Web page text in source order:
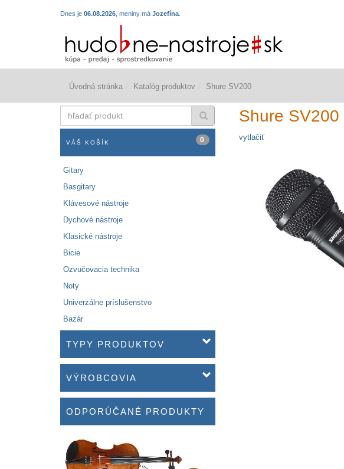
Dnes je 06.08.2026 , meniny má Jozefína
Úvodná stránka Katalóg produktov Shure SV200
produkt
VÁŠ KOŠÍK 0
Gitary
Basgitary
Klávesové nástroje
Dychové nástroje
Klasické nástroje
Bicie
Ozvučovacia technika
Noty
Univerzálne príslušenstvo
Bazár
TYPY PRODUKTOV
VÝROBCOVIA
ODPORÚČANÉ PRODUKTY
Shure SV200
vytlačiť